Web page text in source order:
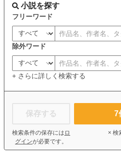
小説を探す
フリーワード
除外ワード
+ さらに詳しく検索する
保存する
検索条件の保存には ロ
グインが必要です。
7
× 検